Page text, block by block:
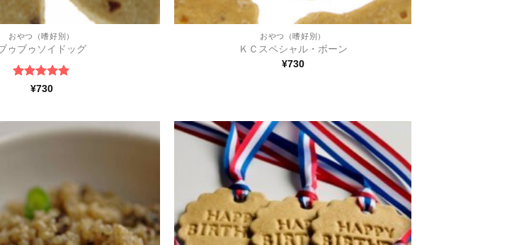
おやつ（嗜好別）
ゥブゥソイドッグ
5段階中5
¥730
+
おやつ（嗜好別）
ＫＣスペシャル・ボーン
¥730
ほし
い物
リス
トに
追加